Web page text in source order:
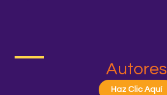
Autores
Haz Clic Aquí